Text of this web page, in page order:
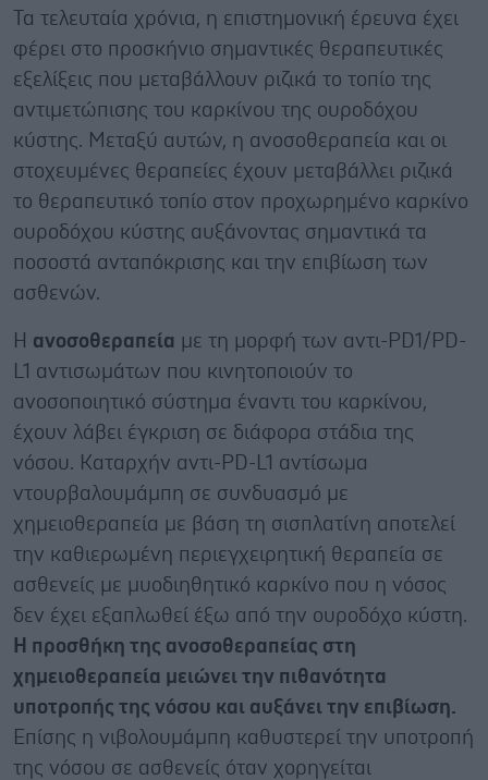
Τα τελευταία χρόνια, η επιστημονική έρευνα έχει
φέρει στο προσκήνιο σημαντικές θεραπευτικές
εξελίξεις που μεταβάλλουν ριζικά το τοπίο της
αντιμετώπισης του καρκίνου της ουροδόχου
κύστης. Μεταξύ αυτών, η ανοσοθεραπεία και οι
στοχευμένες θεραπείες έχουν μεταβάλλει ριζικά
το θεραπευτικό τοπίο στον προχωρημένο καρκίνο
ουροδόχου κύστης αυξάνοντας σημαντικά τα
ποσοστά ανταπόκρισης και την επιβίωση των
ασθενών.
Η ανοσοθεραπεία με τη μορφή των αντι-PD1/PD-
L1 αντισωμάτων που κινητοποιούν το
ανοσοποιητικό σύστημα έναντι του καρκίνου,
έχουν λάβει έγκριση σε διάφορα στάδια της
νόσου. Καταρχήν αντι-PD-L1 αντίσωμα
ντουρβαλουμάμπη σε συνδυασμό με
χημειοθεραπεία με βάση τη σισπλατίνη αποτελεί
την καθιερωμένη περιεγχειρητική θεραπεία σε
ασθενείς με μυοδιηθητικό καρκίνο που η νόσος
δεν έχει εξαπλωθεί έξω από την ουροδόχο κύστη.
Η προσθήκη της ανοσοθεραπείας στη
χημειοθεραπεία μειώνει την πιθανότητα
υποτροπής της νόσου και αυξάνει την επιβίωση.
Επίσης η νιβολουμάμπη καθυστερεί την υποτροπή
της νόσου σε ασθενείς όταν χορηγείται